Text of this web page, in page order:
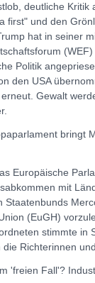
deutliche Kritik
first" und den
hat in seiner
Politik
den USA
Gewalt
bringt
Europäische
mit
Staatenbunds
(EuGH)
stimmte in
Richterinnen
'freien Fall'?